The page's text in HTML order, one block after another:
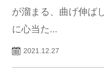
が溜まる、曲げ伸ば
に心当た...
2021.12.27